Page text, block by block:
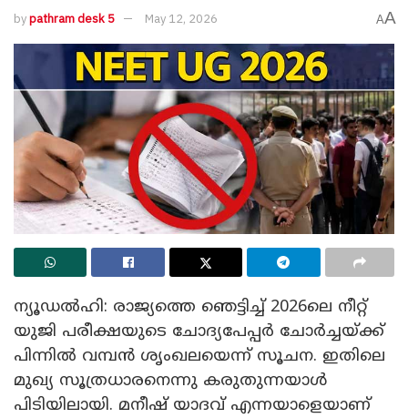
bypathram desk 5 May 12, 2026 AA
ന്യൂഡൽഹി: രാജ്യത്തെ ഞെട്ടിച്ച് 2026ലെ നീറ്റ്
യുജി പരീക്ഷയുടെ ചോദ്യപേപ്പർ ചോർച്ചയ്ക്ക്
പിന്നിൽ വമ്പൻ ശൃംഖലയെന്ന് സൂചന. ഇതിലെ
മുഖ്യ സൂത്രധാരനെന്നു കരുതുന്നയാൾ
പി‌ടിയിലായി. മനീഷ് യാദവ് എന്നയാളെയാണ്